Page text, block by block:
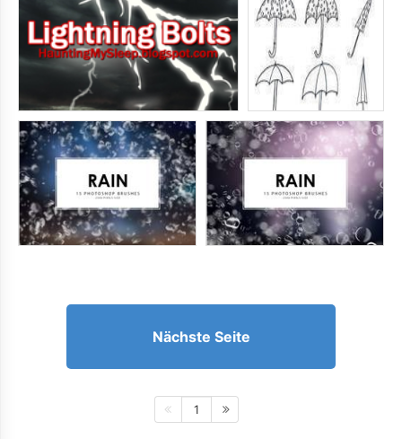
Nächste Seite
1